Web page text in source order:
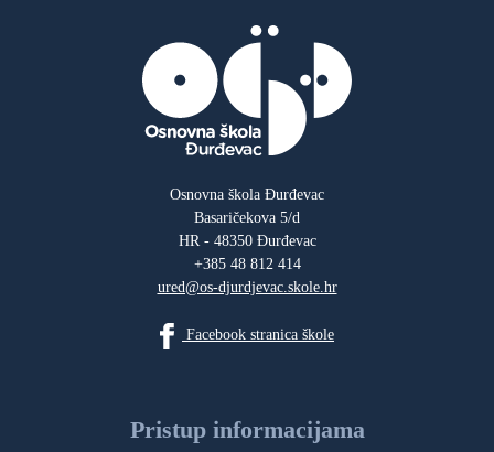
Osnovna škola Đurđevac
Basaričekova 5/d
HR - 48350 Đurđevac
+385 48 812 414
ured@os-djurdjevac.skole.hr
Facebook stranica škole
Pristup informacijama